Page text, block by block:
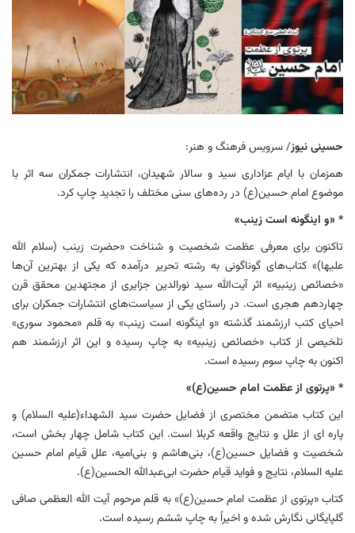
حسینی نیوز/ سرویس فرهنگ و هنر:
همزمان با ایام عزاداری سید و سالار شهیدان، انتشارات جمکران سه اثر با
موضوع امام حسین(ع) در رده‌های سنی مختلف را تجدید چاپ کرد.
* «و اینگونه است زینب»
تاکنون برای معرفی عظمت شخصیت و شناخت «حضرت زینب (سلام الله
علیها)» کتاب‌های گوناگونی به رشته تحریر درآمده که یکی از بهترین آن‌ها
«خصائص زینبیه» اثر آیت‌الله سید نورالدین جزایری از مجتهدین محقق قرن
چهاردهم هجری است. در راستای یکی از سیاست‌های انتشارات جمکران برای
احیای کتب ارزشمند گذشته «و اینگونه است زینب» به قلم «محمود سوری»
تلخیصی از کتاب «خصائص زینبیه» به چاپ رسیده و این اثر ارزشمند هم
اکنون به چاپ سوم رسیده است.
* «پرتوی از عظمت امام حسین(ع)»
این کتاب متضمن مختصری از فضایل حضرت سید الشهداء(علیه السلام) و
پاره ای از علل و نتایج واقعه کربلا است. این کتاب شامل چهار بخش است،
شخصیت و فضایل حسین(ع)، بنی‌هاشم و بنی‌امیه، علل قیام امام حسین
علیه السلام، نتایج و فواید قیام حضرت ابی‌عبدالله الحسین(ع).
کتاب «پرتوی از عظمت امام حسین(ع)» به قلم مرحوم آیت الله العظمی صافی
گلپایگانی نگارش شده و اخیراً به چاپ ششم رسیده است.